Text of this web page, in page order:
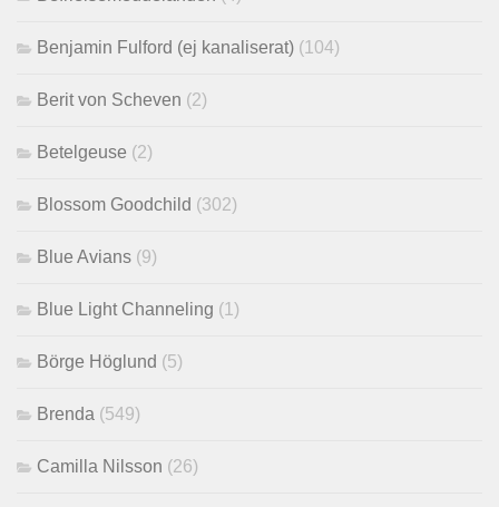
Benjamin Fulford (ej kanaliserat) (104)
Berit von Scheven (2)
Betelgeuse (2)
Blossom Goodchild (302)
Blue Avians (9)
Blue Light Channeling (1)
Börge Höglund (5)
Brenda (549)
Camilla Nilsson (26)